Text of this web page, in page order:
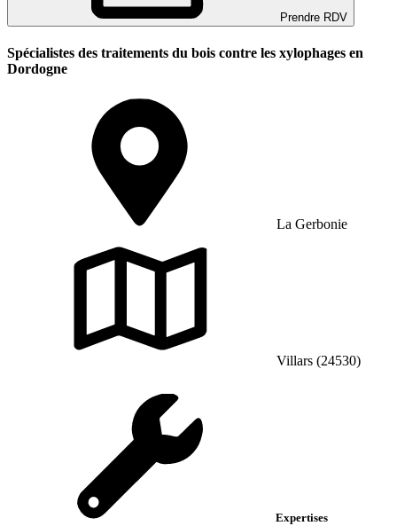
Prendre RDV
Spécialistes des traitements du bois contre les xylophages en
Dordogne
La Gerbonie
Villars (24530)
Expertises